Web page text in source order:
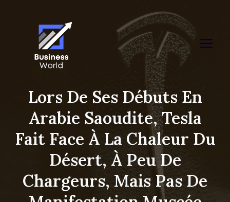
Lors De Ses Débuts En
Arabie Saoudite, Tesla
Fait Face À La Chaleur Du
Désert, À Peu De
Chargeurs, Mais Pas De